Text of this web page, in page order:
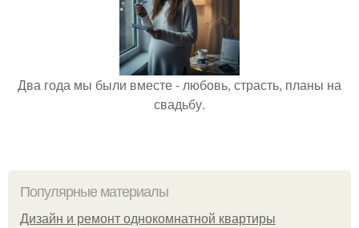
Два года мы были вместе - любовь, страсть, планы на
свадьбу.
Популярные материалы
Дизайн и ремонт однокомнатной квартиры